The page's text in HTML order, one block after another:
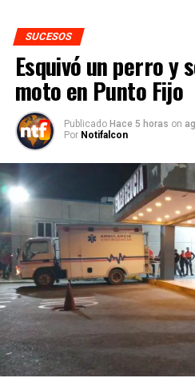
SUCESOS
Esquivó un perro y
moto en Punto Fijo
Publicado Hace 5 horas on
Por Notifalcon